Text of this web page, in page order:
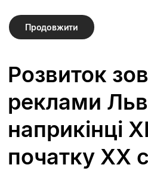
Продовжити
Розвиток
реклами
наприкінці
початку ХХ